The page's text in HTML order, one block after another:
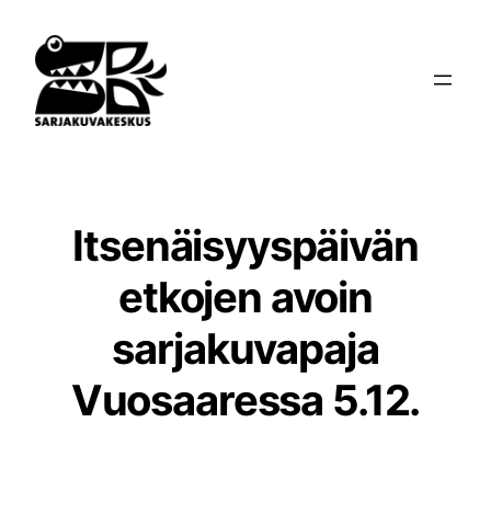
sisältöön
Itsenäisyyspäivän
etkojen avoin
sarjakuvapaja
Vuosaaressa 5.12.